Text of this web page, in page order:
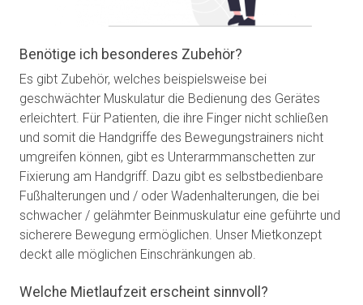
Benötige ich besonderes Zubehör?
Es gibt Zubehör, welches beispielsweise bei
geschwächter Muskulatur die Bedienung des Gerätes
erleichtert. Für Patienten, die ihre Finger nicht schließen
und somit die Handgriffe des Bewegungstrainers nicht
umgreifen können, gibt es Unterarmmanschetten zur
Fixierung am Handgriff. Dazu gibt es selbstbedienbare
Fußhalterungen und / oder Wadenhalterungen, die bei
schwacher / gelähmter Beinmuskulatur eine geführte und
sicherere Bewegung ermöglichen. Unser Mietkonzept
deckt alle möglichen Einschränkungen ab.
Welche Mietlaufzeit erscheint sinnvoll?